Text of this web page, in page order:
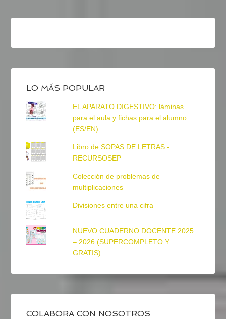
LO MÁS POPULAR
EL APARATO DIGESTIVO: láminas
para el aula y fichas para el alumno
(ES/EN)
Libro de SOPAS DE LETRAS -
RECURSOSEP
Colección de problemas de
multiplicaciones
Divisiones entre una cifra
NUEVO CUADERNO DOCENTE 2025
– 2026 (SUPERCOMPLETO Y
GRATIS)
COLABORA CON NOSOTROS